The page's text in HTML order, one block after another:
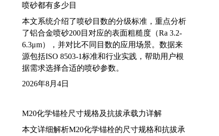
喷砂都有多少目
本文系统介绍了喷砂目数的分级标准，重点分析
了铝合金喷砂200目对应的表面粗糙度（Ra 3.2-
6.3μm），并对比不同目数的应用场景。数据来
源包括ISO 8503-1标准和行业实践，帮助用户根
据需求选择合适的喷砂参数。
2026年8月4日
M20化学锚栓尺寸规格及抗拔承载力详解
本文详细解析M20化学锚栓的尺寸规格和抗拔承